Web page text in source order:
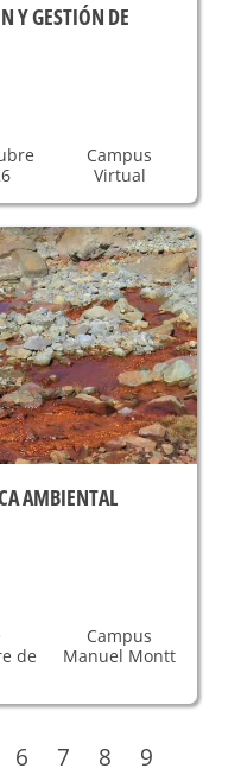
Y GESTIÓN DE
Campus
Virtual
AMBIENTAL
de
Campus
Manuel Montt
6 7 8
9